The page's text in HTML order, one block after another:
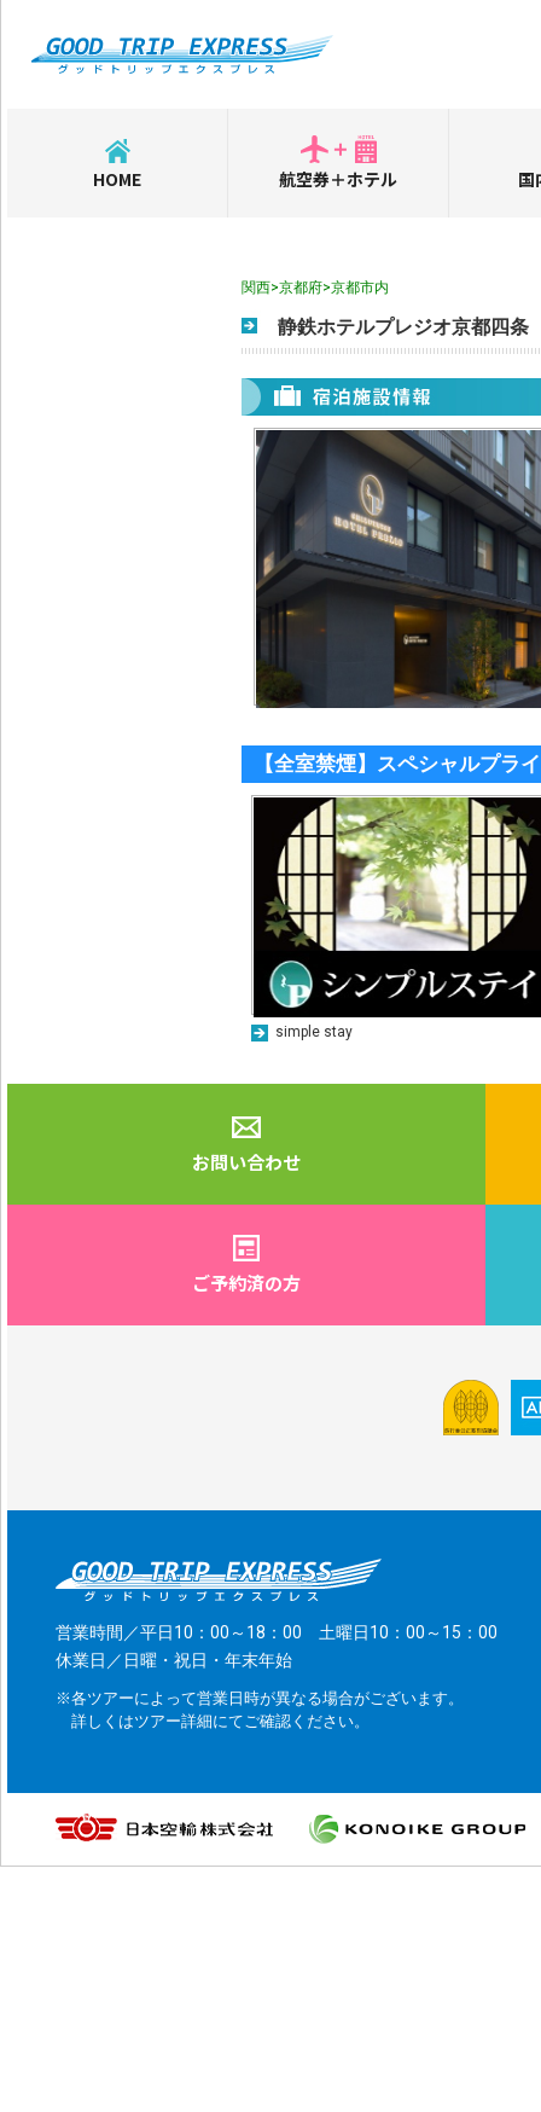
HOME 航空券＋ホテル 国
関西>京都府>京都市内
静鉄ホテルプレジオ京都四条
【全室禁煙】スペシャルプラ
simple stay
お問い合わせ
ご予約済の方
営業時間／平日10：00～18：00 土曜日10：00～15：00
休業日／日曜・祝日・年末年始
※各ツアーによって営業日時が異なる場合がございます。
詳しくはツアー詳細にてご確認ください。